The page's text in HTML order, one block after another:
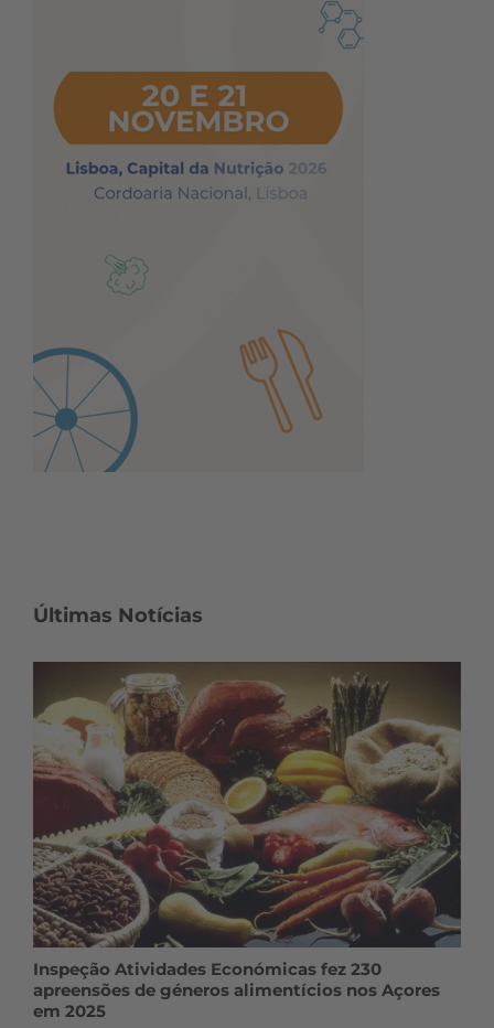
Últimas Notícias
Inspeção Atividades Económicas fez 230
apreensões de géneros alimentícios nos Açores
em 2025